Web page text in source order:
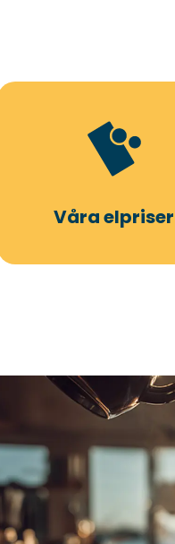
Våra elpriser